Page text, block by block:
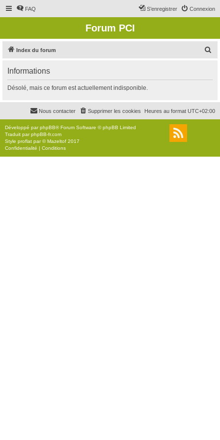
FAQ Connexion
S’enregistrer
Forum PCI
Index du forum
r
c
r
Informations
Désolé, mais ce forum est actuellement indisponible.
Heures au format UTC+02:00
Supprimer les cookies
Nous contacter
Développé parphpBB® Forum Software © phpBB Limited
Traduit parphpBB-fr.com
Style proflat par ©Mazeltof 2017
Confidentialité | Conditions